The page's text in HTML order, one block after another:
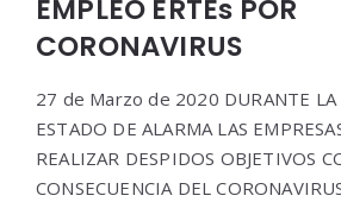
EMPLEO ERTEs POR
CORONAVIRUS
27 de Marzo de 2020 DURANTE LA
ESTADO DE ALARMA LAS
REALIZAR DESPIDOS OBJETIVOS
CONSECUENCIA DEL